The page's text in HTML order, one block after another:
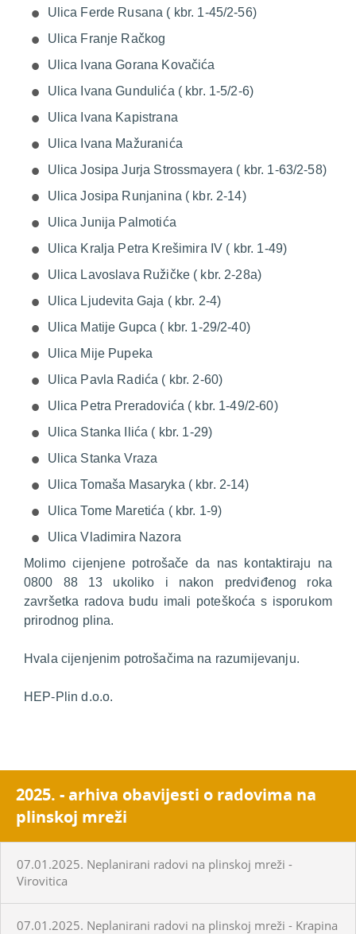
Ulica Ferde Rusana ( kbr. 1-45/2-56)
Ulica Franje Račkog
Ulica Ivana Gorana Kovačića
Ulica Ivana Gundulića ( kbr. 1-5/2-6)
Ulica Ivana Kapistrana
Ulica Ivana Mažuranića
Ulica Josipa Jurja Strossmayera ( kbr. 1-63/2-58)
Ulica Josipa Runjanina ( kbr. 2-14)
Ulica Junija Palmotića
Ulica Kralja Petra Krešimira IV ( kbr. 1-49)
Ulica Lavoslava Ružičke ( kbr. 2-28a)
Ulica Ljudevita Gaja ( kbr. 2-4)
Ulica Matije Gupca ( kbr. 1-29/2-40)
Ulica Mije Pupeka
Ulica Pavla Radića ( kbr. 2-60)
Ulica Petra Preradovića ( kbr. 1-49/2-60)
Ulica Stanka Ilića ( kbr. 1-29)
Ulica Stanka Vraza
Ulica Tomaša Masaryka ( kbr. 2-14)
Ulica Tome Maretića ( kbr. 1-9)
Ulica Vladimira Nazora
Molimo cijenjene potrošače da nas kontaktiraju na
0800 88 13 ukoliko i nakon predviđenog roka
završetka radova budu imali poteškoća s isporukom
prirodnog plina.
Hvala cijenjenim potrošačima na razumijevanju.
HEP-Plin d.o.o.
2025. - arhiva obavijesti o radovima na
plinskoj mreži
07.01.2025. Neplanirani radovi na plinskoj mreži -
Virovitica
07.01.2025. Neplanirani radovi na plinskoj mreži - Krapina